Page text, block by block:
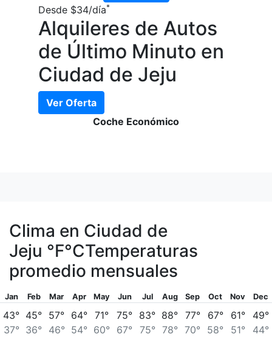
Desde $34/día*
Alquileres de Autos
de Último Minuto en
Ciudad de Jeju
Ver Oferta
Coche Económico
Clima en Ciudad de
Jeju °F°CTemperaturas
promedio mensuales
Jan
43°
37°
Feb
45°
36°
Mar
57°
46°
Apr
64°
54°
May
71°
60°
Jun
75°
67°
Jul
83°
75°
Aug
88°
78°
Sep
77°
70°
Oct
67°
58°
Nov
61°
51°
Dec
49°
44°